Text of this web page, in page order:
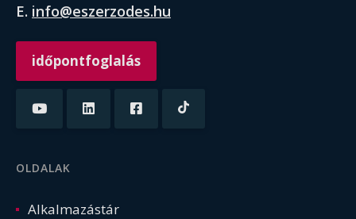
E. info@eszerzodes.hu
időpontfoglalás
OLDALAK
Alkalmazástár